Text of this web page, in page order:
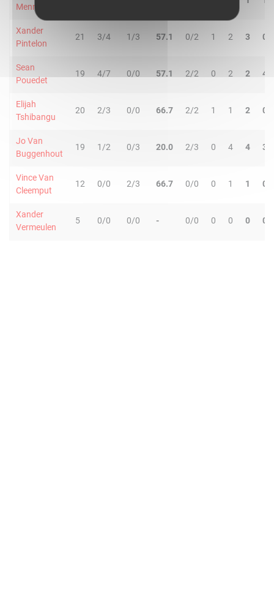
Mennes
Xander
Pintelon
21 3/4 1/3 57.1 0/2 1 2 3 0
Sean
Pouedet
19 4/7 0/0 57.1 2/2 0 2 2 4
Elijah
Tshibangu
20 2/3 0/0 66.7 2/2 1 1 2 0
Jo Van
Buggenhout
19 1/2 0/3 20.0 2/3 0 4 4 3
Vince Van
Cleemput
12 0/0 2/3 66.7 0/0 0 1 1 0
Xander
Vermeulen
5 0/0 0/0 - 0/0 0 0 0 0